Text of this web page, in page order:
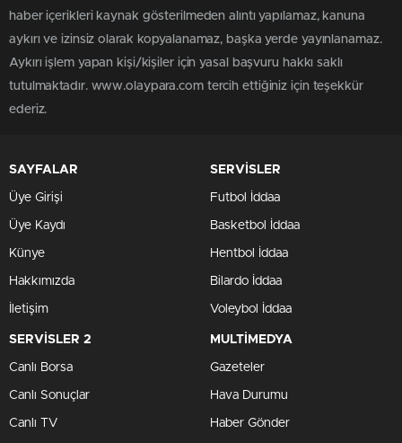
haber içerikleri kaynak gösterilmeden alıntı yapılamaz, kanuna
aykırı ve izinsiz olarak kopyalanamaz, başka yerde yayınlanamaz.
Aykırı işlem yapan kişi/kişiler için yasal başvuru hakkı saklı
tutulmaktadır. www.olaypara.com tercih ettiğiniz için teşekkür
ederiz.
SAYFALAR
Üye Girişi
Üye Kaydı
Künye
Hakkımızda
İletişim
SERVİSLER
Futbol İddaa
Basketbol İddaa
Hentbol İddaa
Bilardo İddaa
Voleybol İddaa
SERVİSLER 2
Canlı Borsa
Canlı Sonuçlar
Canlı TV
MULTİMEDYA
Gazeteler
Hava Durumu
Haber Gönder